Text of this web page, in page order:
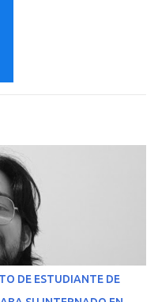
DE ESTUDIANTE DE